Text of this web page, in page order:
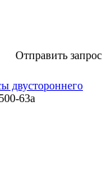
Отправить запрос
двустороннего
63а